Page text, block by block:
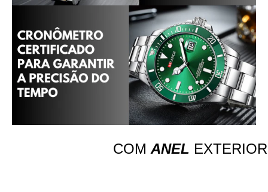
COMANEL